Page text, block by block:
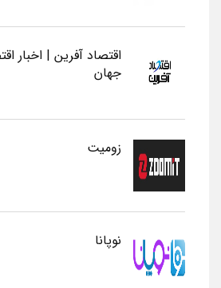
اقتصاد آفرین | اخبار
جهان
زومیت
نوپانا